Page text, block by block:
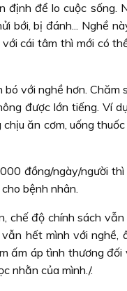
định để lo cuộc sống.
bới, bị đánh... Nghề
cái tâm thì mới có
với nghề hơn. Chăm
được lớn tiếng. Ví
ăn cơm, uống
đồng/ngày/người
bệnh nhân.
chế độ chính sách
hết mình với nghề,
ấm áp tình thương đối
nhằn của mình./.